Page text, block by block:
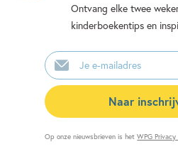
Ontvang elke twee
kinderboekentips en
E-
mailadres
Naar
Op onze nieuwsbrieven is hetWPG